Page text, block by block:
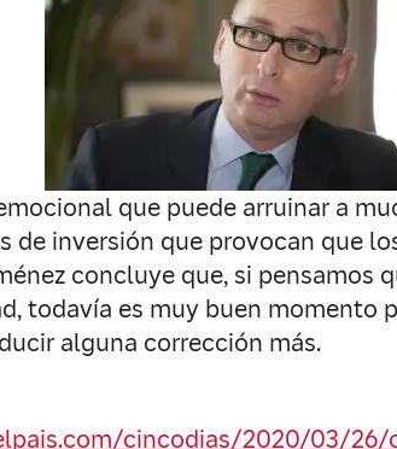
que puede arruinar a
inversión que provocan que
concluye que, si pensamos
todavía es muy buen momento
alguna corrección más.
cincodias/2020/03/26/